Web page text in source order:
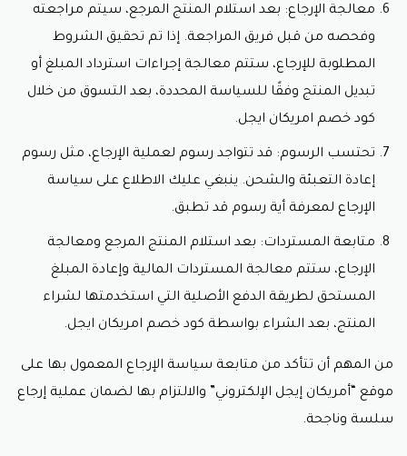
معالجة الإرجاع: بعد استلام المنتج المرجع، سيتم مراجعته
وفحصه من قبل فريق المراجعة. إذا تم تحقيق الشروط
المطلوبة للإرجاع، ستتم معالجة إجراءات استرداد المبلغ أو
تبديل المنتج وفقًا للسياسة المحددة، بعد التسوق من خلال
كود خصم امريكان ايجل.
تحتسب الرسوم: قد تتواجد رسوم لعملية الإرجاع، مثل رسوم
إعادة التعبئة والشحن. ينبغي عليك الاطلاع على سياسة
الإرجاع لمعرفة أية رسوم قد تطبق.
متابعة المستردات: بعد استلام المنتج المرجع ومعالجة
الإرجاع، ستتم معالجة المستردات المالية وإعادة المبلغ
المستحق لطريقة الدفع الأصلية التي استخدمتها لشراء
المنتج، بعد الشراء بواسطة كود خصم امريكان ايجل.
من المهم أن تتأكد من متابعة سياسة الإرجاع المعمول بها على
موقع “أمريكان إيجل الإلكتروني” والالتزام بها لضمان عملية إرجاع
سلسة وناجحة.